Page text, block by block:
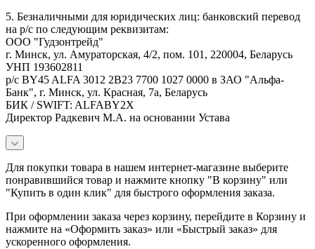
5. Безналичными для юридических лиц: банковский перевод
на р/с по следующим реквизитам:
ООО "Гудзонтрейд"
г. Минск, ул. Амураторская, 4/2, пом. 101, 220004, Беларусь
УНП 193602811
р/с BY45 ALFA 3012 2B23 7700 1027 0000 в ЗАО "Альфа-
Банк", г. Минск, ул. Красная, 7а, Беларусь
БИК / SWIFT: ALFABY2X
Директор Радкевич М.А. на основании Устава
Для покупки товара в нашем интернет-магазине выберите
понравившийся товар и нажмите кнопку "В корзину" или
"Купить в один клик" для быстрого оформления заказа.
При оформлении заказа через корзину, перейдите в Корзину и
нажмите на «Оформить заказ» или «Быстрый заказ» для
ускоренного оформления.